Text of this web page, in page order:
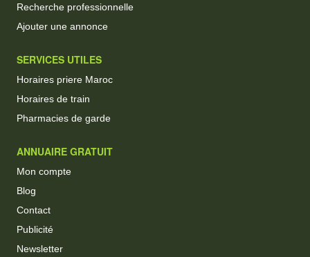
Recherche professionnelle
Ajouter une annonce
SERVICES UTILES
Horaires priere Maroc
Horaires de train
Pharmacies de garde
ANNUAIRE GRATUIT
Mon compte
Blog
Contact
Publicité
Newsletter